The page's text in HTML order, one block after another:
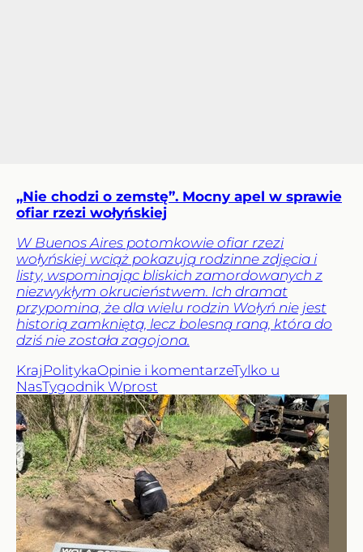
„Nie chodzi o zemstę”. Mocny apel w sprawie
ofiar rzezi wołyńskiej
W Buenos Aires potomkowie ofiar rzezi
wołyńskiej wciąż pokazują rodzinne zdjęcia i
listy, wspominając bliskich zamordowanych z
niezwykłym okrucieństwem. Ich dramat
przypomina, że dla wielu rodzin Wołyń nie jest
historią zamkniętą, lecz bolesną raną, która do
dziś nie została zagojona.
Kraj PolitykaOpinie i komentarzeTylko u
NasTygodnik Wprost